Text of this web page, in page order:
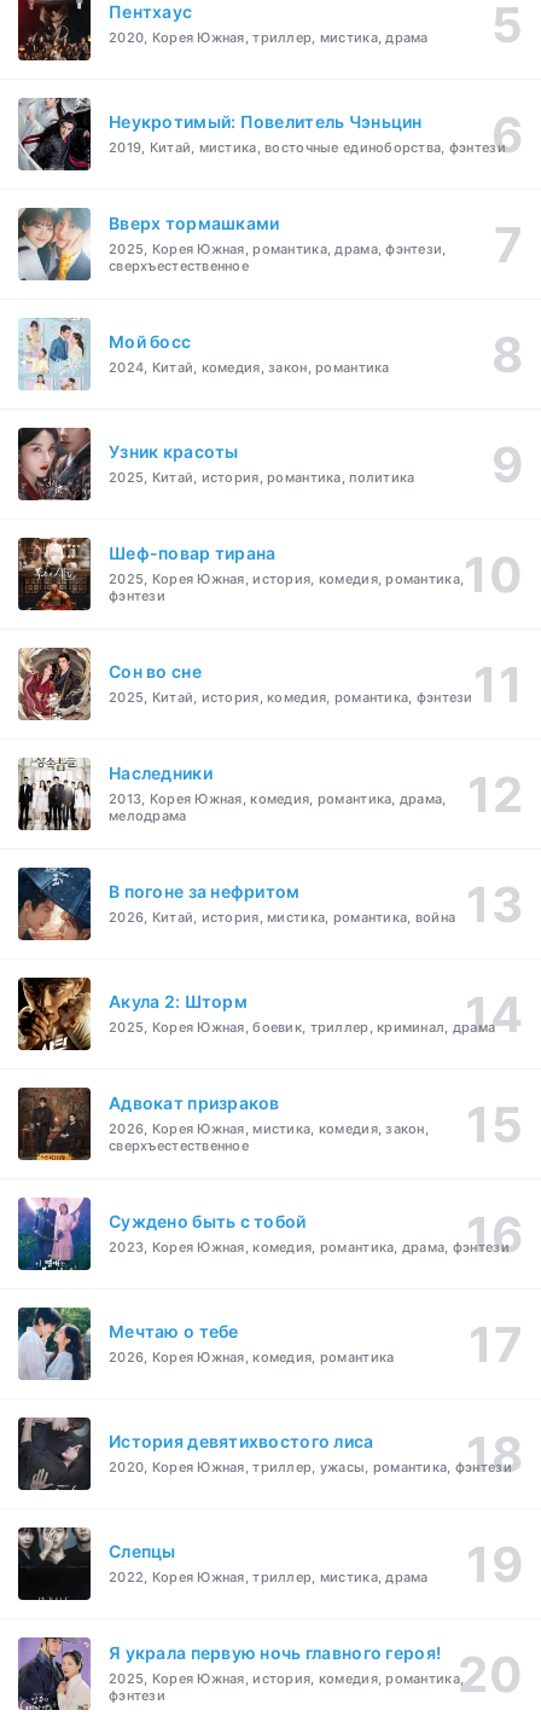
Пентхаус
2020, Корея Южная, триллер, мистика, драма
Неукротимый: Повелитель Чэньцин
2019, Китай, мистика, восточные единоборства, фэнтези
Вверх тормашками
2025, Корея Южная, романтика, драма, фэнтези,
сверхъестественное
Мой босс
2024, Китай, комедия, закон, романтика
Узник красоты
2025, Китай, история, романтика, политика
Шеф-повар тирана
2025, Корея Южная, история, комедия, романтика,
фэнтези
Cон во сне
2025, Китай, история, комедия, романтика, фэнтези
Наследники
2013, Корея Южная, комедия, романтика, драма,
мелодрама
В погоне за нефритом
2026, Китай, история, мистика, романтика, война
Акула 2: Шторм
2025, Корея Южная, боевик, триллер, криминал, драма
Адвокат призраков
2026, Корея Южная, мистика, комедия, закон,
сверхъестественное
Суждено быть с тобой
2023, Корея Южная, комедия, романтика, драма, фэнтези
Мечтаю о тебе
2026, Корея Южная, комедия, романтика
История девятихвостого лиса
2020, Корея Южная, триллер, ужасы, романтика, фэнтези
Слепцы
2022, Корея Южная, триллер, мистика, драма
Я украла первую ночь главного героя!
2025, Корея Южная, история, комедия, романтика,
фэнтези